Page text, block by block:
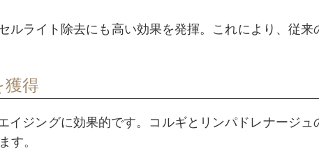
ライト除去にも高い効果を発揮。これにより、従来
獲得
ジングに効果的です。コルギとリンパドレナージュ
す。